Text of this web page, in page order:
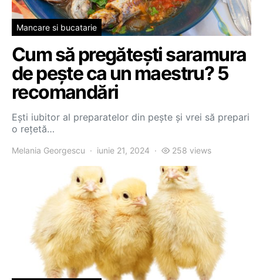
Mancare si bucatarie
Cum să pregătești saramura
de pește ca un maestru? 5
recomandări
Ești iubitor al preparatelor din pește și vrei să prepari
o rețetă…
Melania Georgescu iunie 21, 2024 258 views